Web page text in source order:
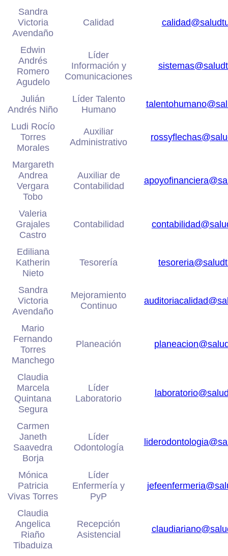
Sandra
Victoria
Avendaño
Calidad
Edwin
Andrés
Romero
Agudelo
Líder
Información y
Comunicaciones
Julián
Andrés Niño
Líder Talento
Humano
Ludi Rocío
Torres
Morales
Auxiliar
Administrativo
Margareth
Andrea
Vergara
Tobo
Auxiliar de
Contabilidad
Valeria
Grajales
Castro
Contabilidad
Ediliana
Katherin
Nieto
Tesorería
Sandra
Victoria
Avendaño
Mejoramiento
Continuo
Mario
Fernando
Torres
Manchego
Planeación
Claudia
Marcela
Quintana
Segura
Líder
Laboratorio
Carmen
Janeth
Saavedra
Borja
Líder
Odontología
Mónica
Patricia
Vivas Torres
Líder
Enfermería y
PyP
Claudia
Angelica
Riaño
Tibaduiza
Recepción
Asistencial